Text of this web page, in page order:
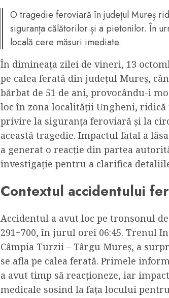
O tragedie feroviară în județul Mureș
siguranța călătorilor și a pietonilor. În
locală cere măsuri imediate.
În dimineața zilei de vineri, 13
pe calea ferată din județul Mureș,
bărbat de 51 de ani, provocându-i
loc în zona localității Ungheni,
privire la siguranța feroviară și la
această tragedie. Impactul fatal a
a generat o reacție din partea
investigație pentru a clarifica
Contextul accidentului
Accidentul a avut loc pe tronsonul
291+700, în jurul orei 06:45. Trenul
Câmpia Turzii – Târgu Mureș, a
se afla pe calea ferată. Primele
a avut timp să reacționeze, iar
medicale sosind la fața locului
Razboiul din Gaza,
fatala pentru Orientul
Mijlociu?
ALEXANDRU S. NOVEMBER 1, 2023
3 min read
Din fotoliu
Dungeons & Dragons:
film ca un joc care te
cucereste de la primele
cadre
ALEXANDRU S. MAY 17, 2023